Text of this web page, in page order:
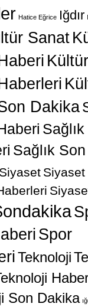
Hatice Eğrice Iğdır
Sanat
Kültür
Dakika
Sağlık
Sağlık Son
Siyaset Siyaset
Spor
Teknoloji
Son Dakika